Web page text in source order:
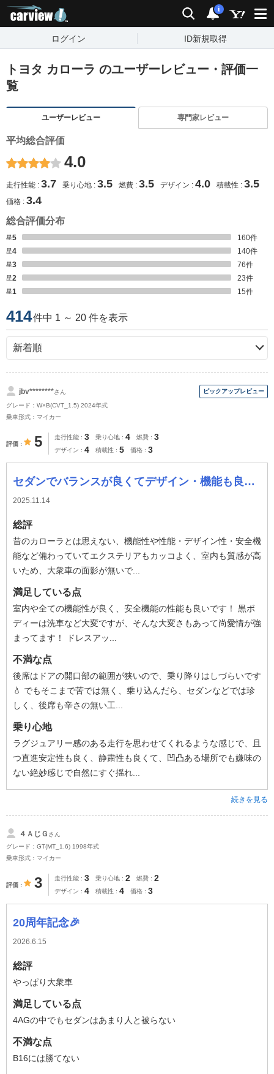
検索 通知
i
ログイン ID新規取得
トヨタ カローラ のユーザーレビュー・評価一
覧
ユーザーレビュー 専門家レビュー
平均総合評価
4.0
走行性能 3.7 乗り心地 3.5 燃費 3.5 デザイン 4.0 積載性 3.5
価格 3.4
総合評価分布
星5 160件
星4
140件
星3
76件
星2
23件
星1
15件
414件中 1 ～ 20 件を表示
jbv********さん
グレード：W×B(CVT_1.5) 2024年式
乗車形式：マイカー
評価 5 走行性能 3 乗り心地 4 燃費 3
デザイン 4 積載性 5 価格 3
セダンでバランスが良くてデザイン・機能も良い車
2025.11.14
総評
昔のカローラとは思えない、機能性や性能・デザイン性・安全機
能など備わっていてエクステリアもカッコよく、室内も質感が高
いため、大衆車の面影が無いで...
満足している点
室内や全ての機能性が良く、安全機能の性能も良いです！ 黒ボ
ディーは洗車など大変ですが、そんな大変さもあって尚愛情が強
まってます！ ドレスアッ...
不満な点
後席はドアの開口部の範囲が狭いので、乗り降りはしづらいです
💧 でもそこまで苦では無く、乗り込んだら、セダンなどでは珍
しく、後席も辛さの無い工...
乗り心地
ラグジュアリー感のある走行を思わせてくれるような感じで、且
つ直進安定性も良く、静粛性も良くて、凹凸ある場所でも嫌味の
ない絶妙感じで自然にすぐ揺れ...
続きを見る
４ＡじＧ さん
グレード：GT(MT_1.6) 1998年式
乗車形式：マイカー
評価 3 走行性能 3 乗り心地 2 燃費 2
デザイン 4 積載性 4 価格 3
20周年記念🎉
2026.6.15
総評
やっぱり大衆車
満足している点
4AGの中でもセダンはあまり人と被らない
不満な点
B16には勝てない